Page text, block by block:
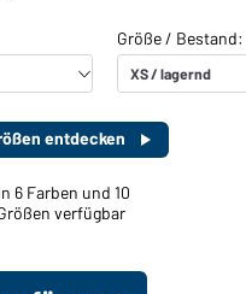
entdecken
6 Farben und 10
verfügbar